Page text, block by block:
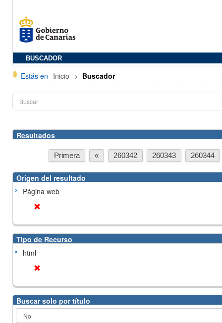
BUSCADOR
Estás en Inicio > Buscador
Resultados
Primera « 260342 260343 260344
Origen del resultado
Página web
Tipo de Recurso
html
Buscar solo por título